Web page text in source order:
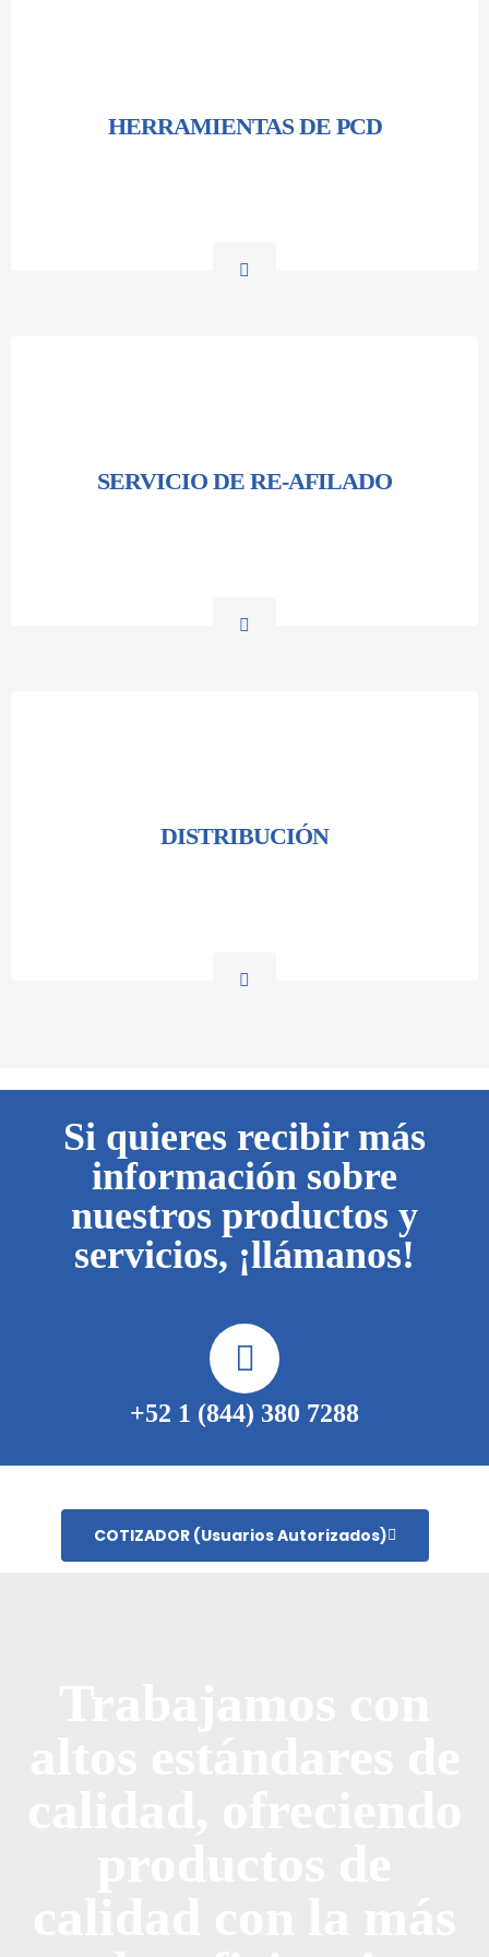
HERRAMIENTAS DE PCD
SERVICIO DE RE-AFILADO
DISTRIBUCIÓN
Si quieres recibir más
información sobre
nuestros productos y
servicios, ¡llámanos!
+52 1 (844) 380 7288
COTIZADOR (usuarios Autorizados)